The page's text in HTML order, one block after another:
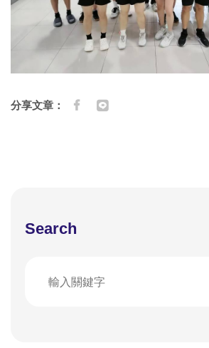
分享文章：
Search